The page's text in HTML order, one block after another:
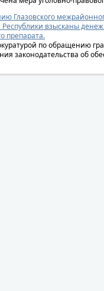
Глазовского
Республики взысканы
препарата.
по обращению
законодательства об